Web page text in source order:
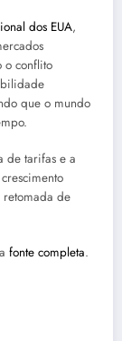
dos EUA,
o conflito
que o mundo
de tarifas e a
retomada de
fonte completa.